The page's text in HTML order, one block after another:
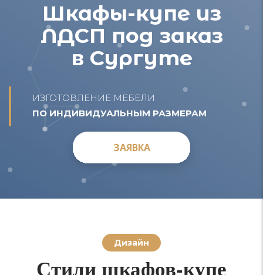
Шкафы-купе из
ЛДСП под заказ
в Сургуте
ИЗГОТОВЛЕНИЕ МЕБЕЛИ
ПО ИНДИВИДУАЛЬНЫМ РАЗМЕРАМ
ЗАЯВКА
ЗАЯВКА
Дизайн
Стили шкафов-купе